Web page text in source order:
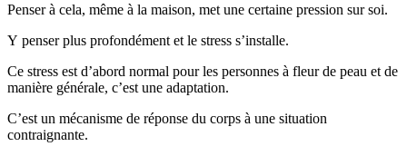
Penser à cela, même à la maison, met une certaine pression sur soi.
Y penser plus profondément et le stress s’installe.
Ce stress est d’abord normal pour les personnes à fleur de peau et de
manière générale, c’est une adaptation.
C’est un mécanisme de réponse du corps à une situation
contraignante.